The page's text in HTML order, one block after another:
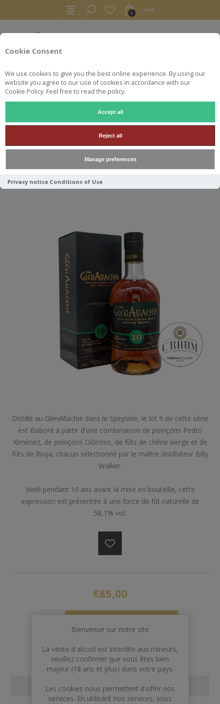
Cookie Consent
We use cookies to give you the best online experience. By using our
website you agree to our use of cookies in accordance with our
Cookie Policy. Feel free to read the policy.
Accept all
Reject all
Manage preferences
Privacy notice Conditions of Use
0
GLENALLACHIE 10YO CASK
STRENGHT BATCH 10 - 58.6°
Distillé au GlenAllachie dans le Speyside, le lot 9 de cette série
est élaboré à partir d'une combinaison de poinçons Pedro
Ximénez, de poinçons Oloroso, de fûts de chêne vierge et de
fûts de Rioja, chacun sélectionné par le maître distillateur Billy
Walker.
Vieilli pendant 10 ans avant la mise en bouteille, cette
expression est présentée à une force de fût naturelle de
58,1% vol.
€85,00
CONTACT US
Bienvenue sur notre site
La vente d'alcool est interdite aux mineurs,
veuillez confirmer que vous êtes bien
majeur (18 ans et plus) dans votre pays.
Les cookies nous permettent d'offrir nos
services. En utilisant nos services, vous